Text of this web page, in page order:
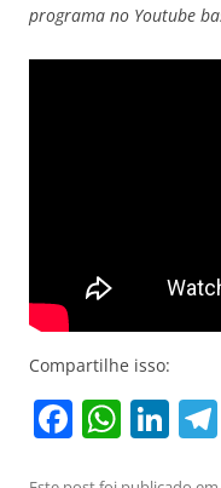
programa no Youtube
Compartilhe isso:
F W Li